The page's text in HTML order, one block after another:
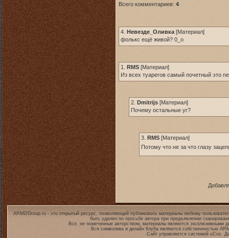
Всего комментариев: 4
4. Невезде_Оливка [Материал]
фолькс ещё живой? 0_о
1. RMS [Материал]
Из всех туарегов самый почетный это
2. Dmitrijs [Материал]
Почему остальные уг?
3. RMS [Материал]
Потому что не за что глазу
ARMDGroup.ru - это открытый ресурс, позволяющий публиковать материалы любому
быть удален по просьбе автора при предъявлении
Все, не помеченные авторством, материалы являются эксклюзивными
Вся символика и дизайн Клуба являются собственностью
Сайт управляется системой uCoz.